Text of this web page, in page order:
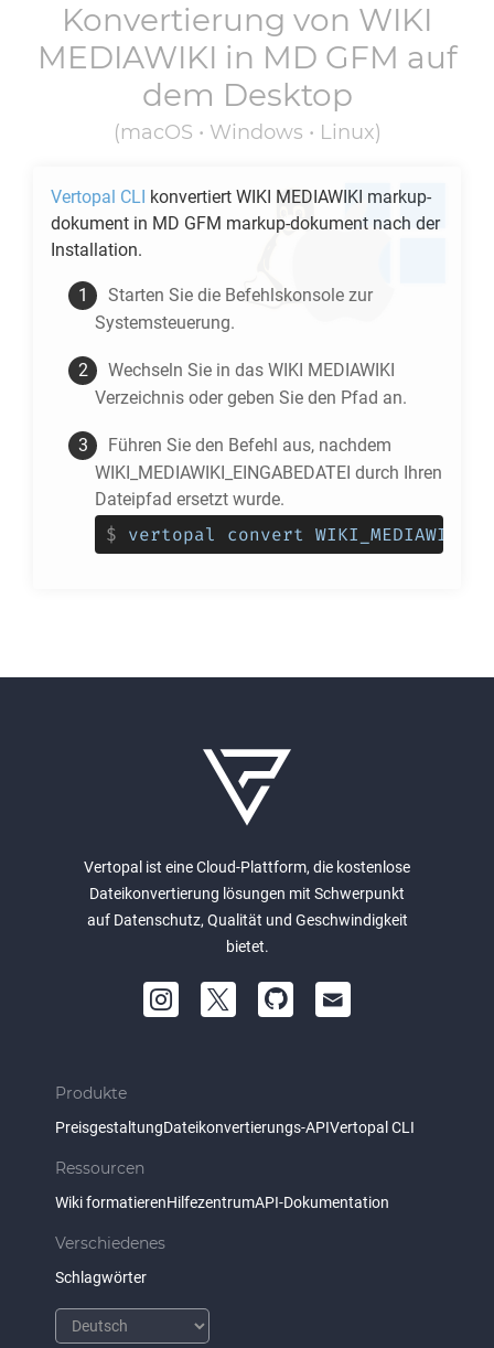
Konvertierung von WIKI
MEDIAWIKI in MD GFM auf
dem Desktop
(macOS • Windows • Linux)
Vertopal CLI konvertiert WIKI MEDIAWIKI markup-
dokument in MD GFM markup-dokument nach der
Installation.
Starten Sie die Befehlskonsole zur
Systemsteuerung.
Wechseln Sie in das WIKI MEDIAWIKI
Verzeichnis oder geben Sie den Pfad an.
Führen Sie den Befehl aus, nachdem
WIKI_MEDIAWIKI_EINGABEDATEI durch Ihren
Dateipfad ersetzt wurde.
$ vertopal convert
Vertopal ist eine Cloud-Plattform, die kostenlose
Dateikonvertierung lösungen mit Schwerpunkt
auf Datenschutz, Qualität und Geschwindigkeit
bietet.
Produkte
PreisgestaltungDateikonvertierungs-APIVertopal CLI
Ressourcen
Wiki formatierenHilfezentrumAPI-Dokumentation
Verschiedenes
Schlagwörter